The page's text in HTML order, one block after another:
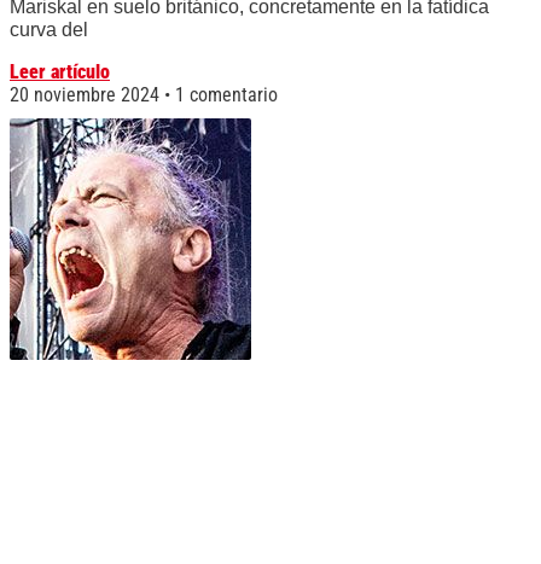
Mariskal en suelo británico, concretamente en la fatídica
curva del
Leer artículo
20 noviembre 2024
1 comentario